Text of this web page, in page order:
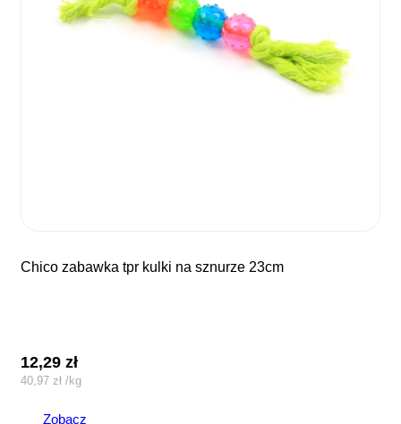
chico zabawka tpr kulki na sznurze 23cm
12,29zł
40,97 zł /kg
Zobacz